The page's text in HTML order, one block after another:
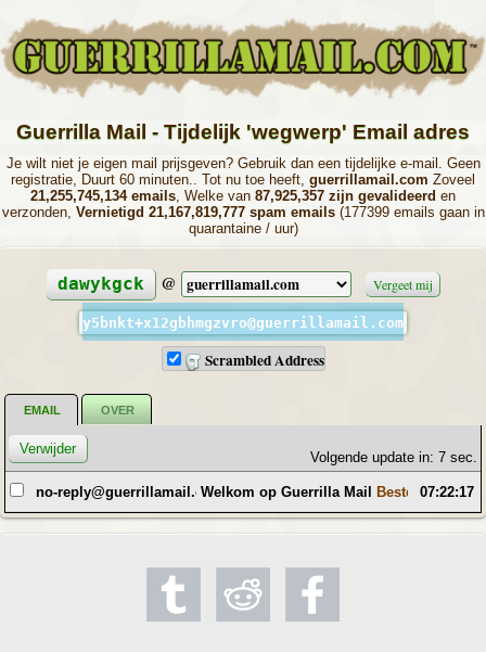
Guerrilla Mail - Tijdelijk 'wegwerp' Email adres
Je wilt niet je eigen mail prijsgeven? Gebruik dan een tijdelijke e-mail. Geen
registratie, Duurt 60 minuten.. Tot nu toe heeft, guerrillamail.com Zoveel
21,255,745,134 emails, Welke van 87,925,357 zijn gevalideerd en
verzonden, Vernietigd 21,167,819,777 spam emails(177399 emails gaan in
quarantaine / uur)
dawykgck @ Vergeet mij
y5bnkt+x12gbhmgzvro@guerrillamail.com
Scrambled Address
EMAIL OVER
Volgende update in: 6 sec.
no-reply@guerrillamail.comWelkom op Guerrilla Mail Beste 07:22:17